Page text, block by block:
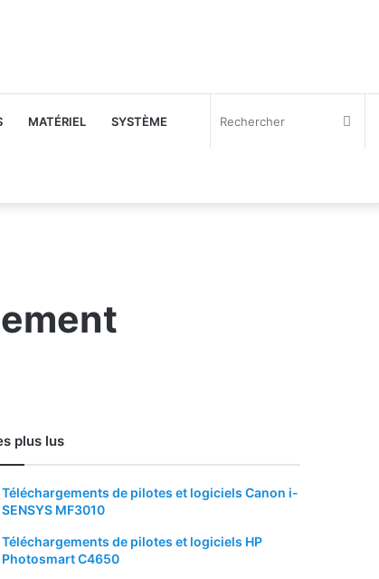
MATÉRIEL SYSTÈME
plus lus
Téléchargements de pilotes et logiciels Canon i-
SENSYS MF3010
Téléchargements de pilotes et logiciels HP
Photosmart C4650